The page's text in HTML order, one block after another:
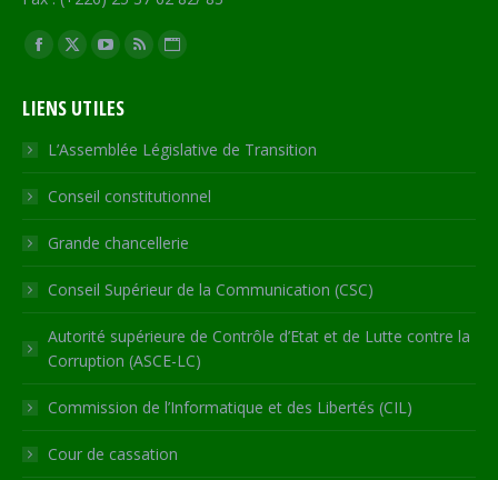
Trouvez nous sur :
Facebook
opens
in
new
window
X
opens
in
new
window
YouTube
opens
in
new
window
RSS
in
new
window
Site
opens
in
new
LIENS UTILES
L’Assemblée Législative de Transition
Conseil constitutionnel
Grande chancellerie
Conseil Supérieur de la Communication (CSC)
Autorité supérieure de Contrôle d’Etat et de Lutte contre la
Corruption (ASCE-LC)
Commission de l’Informatique et des Libertés (CIL)
Cour de cassation